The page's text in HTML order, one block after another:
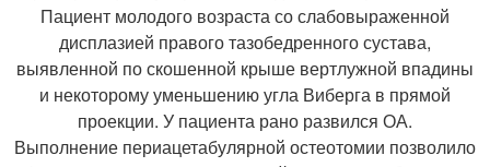
Пациент молодого возраста со слабовыраженной
дисплазией правого тазобедренного сустава,
выявленной по скошенной крыше вертлужной впадины
и некоторому уменьшению угла Виберга в прямой
проекции. У пациента рано развился ОА.
Выполнение периацетабулярной остеотомии позволило